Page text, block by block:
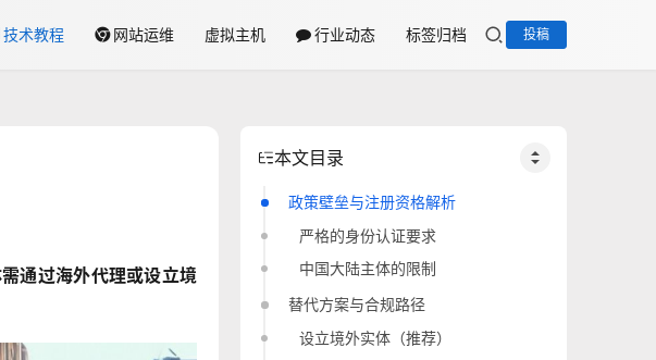
技术教程 网站运维 虚拟主机 行业动态 标签归档 投稿
通过海外代理或设立境
本文目录
政策壁垒与注册资格解析
严格的身份认证要求
中国大陆主体的限制
替代方案与合规路径
设立境外实体（推荐）